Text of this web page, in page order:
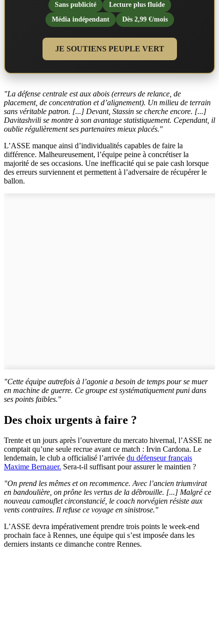
Sans publicité
Lecture plus fluide
Média indépendant
Dès 2,99 €/mois
JE SOUTIENS PEUPLE VERT
"La défense centrale est aux abois (erreurs de relance, de
placement, de concentration et d’alignement). Un milieu de terrain
sans véritable patron. [...] Devant, Stassin se cherche encore. [...]
Davitashvili se montre à son avantage statistiquement. Cependant, il
oublie régulièrement ses partenaires mieux placés."
L’ASSE manque ainsi d’individualités capables de faire la
différence. Malheureusement, l’équipe peine à concrétiser la
majorité de ses occasions. Une inefficacité qui se paie cash lorsque
des erreurs surviennent et permettent à l’adversaire de récupérer le
ballon.
"Cette équipe autrefois à l’agonie a besoin de temps pour se muer
en machine de guerre. Ce groupe est systématiquement puni dans
ses points faibles."
Des choix urgents à faire ?
Trente et un jours après l’ouverture du mercato hivernal, l’ASSE ne
comptait qu’une seule recrue avant ce match : Irvin Cardona. Le
lendemain, le club a officialisé l’arrivée du défenseur français
Maxime Bernauer. Sera-t-il suffisant pour assurer le maintien ?
"On prend les mêmes et on recommence. Avec l’ancien triumvirat
en bandoulière, on prône les vertus de la débrouille. [...] Malgré ce
nouveau camouflet circonstancié, le coach norvégien résiste aux
vents contraires. Il refuse ce voyage en sinistrose."
L’ASSE devra impérativement prendre trois points le week-end
prochain face à Rennes, une équipe qui s’est imposée dans les
derniers instants ce dimanche contre Rennes.